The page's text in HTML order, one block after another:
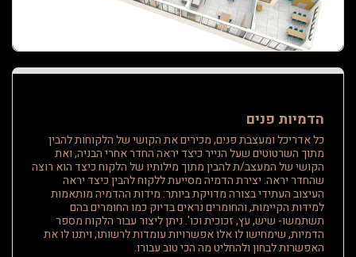
הדמיות פנים
כל אדריכל ומעצבת פנים, מכירים את הקושי של הלקוחות להבין
מתוך השרטוטים שעל הנייר כיצד יראה החדר אחרי הבניה, ואת
הקושי של המעצב/ת להבין מתוך מילותיו של הלקוח כיצד הוא רוצה
שהחדר יראה. יצירת הדמיה מסייעת ללקוח להבין כיצד יראה
העיצוב העתידי בצורה מדויקת ביותר: מידות ההדמיה מותאמות
למידות הקיימות, והחומרים נראים בדיוק כמו החומרים בהם
תשתמשו- שיש, עץ, זכוכית וכו'. ניתן ליצור עבור הלקוח מספר
הדמיות, שימחישו לו אלו אפשרויות עומדות לרשותו, ויתנו לו את
האפשרות לבחון ולהחליט מה הכי טוב עבורו.